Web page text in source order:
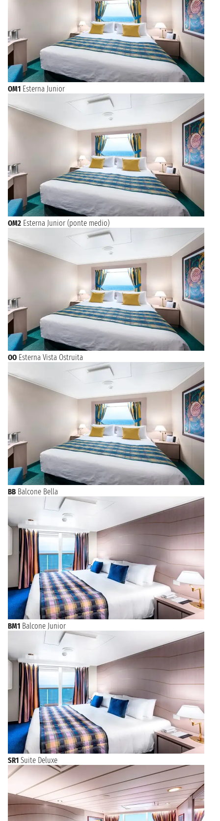
OM1 Esterna Junior
OM2 Esterna Junior (ponte medio)
OO Esterna Vista Ostruita
BB Balcone Bella
BM1 Balcone Junior
SR1 Suite Deluxe